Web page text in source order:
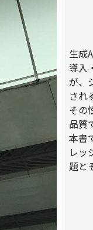
生成
導入
が、
され
その
品質
本書
レッ
題と